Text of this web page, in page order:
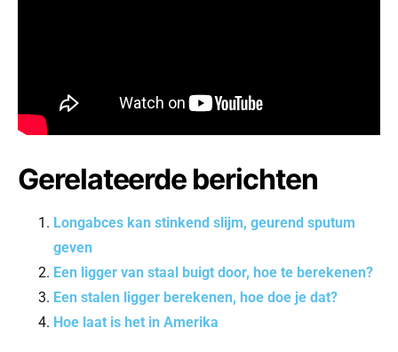
Gerelateerde berichten
Longabces kan stinkend slijm, geurend sputum
geven
Een ligger van staal buigt door, hoe te berekenen?
Een stalen ligger berekenen, hoe doe je dat?
Hoe laat is het in Amerika